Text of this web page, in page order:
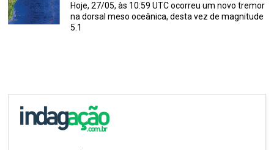
Hoje, 27/05, às 10:59 UTC ocorreu um novo tremor
na dorsal meso oceânica, desta vez de magnitude
5.1